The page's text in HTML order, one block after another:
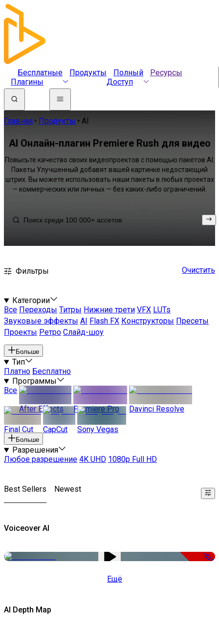
Бесплатные
Плагины
Продукты
Полный
Доступ
Ресурсы
Главная Продукты AI
AI Онлайн-плагин Premiere Rush для видео
Повысьте качество своих видеопроектов с помощью пакетов AI.
Пакеты Улучшенный добавят вашей картинке недостающий
штрих. Вы можете использовать наши пакеты в любых проектах
— коммерческих или личных — без каких-либо ограничений.
Фильтры Очистить
Категории
Все Переходы Титры Нижние трети VFX LUTs
Звуковые эффекты AI Flash FX Конструкторы Пресеты
Проекты Ретро Слайд-шоу
Больше
Тип
Платно Бесплатно
Программы
Все
After Effects
Premiere Pro Davinci Resolve
Final Cut CapCut Sony Vegas
Больше
Разрешения
Любое разрешение 4K UHD 1080p Full HD
Best Sellers Newest
Voiceover AI
-51%
Ещё
AI Depth Map